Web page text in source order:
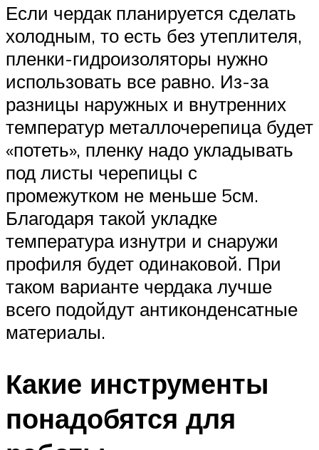
Если чердак планируется сделать
холодным, то есть без утеплителя,
пленки-гидроизоляторы нужно
использовать все равно. Из-за
разницы наружных и внутренних
температур металлочерепица будет
«потеть», пленку надо укладывать
под листы черепицы с
промежутком не меньше 5см.
Благодаря такой укладке
температура изнутри и снаружи
профиля будет одинаковой. При
таком варианте чердака лучше
всего подойдут антиконденсатные
материалы.
Какие инструменты
понадобятся для